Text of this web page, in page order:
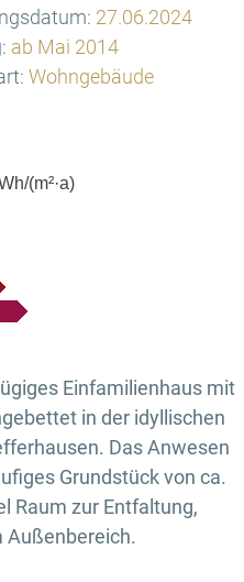
27.06.2024
ab Mai 2014
Wohngebäude
(m²·a)
Einfamilienhaus mit
in der idyllischen
Das Anwesen
Grundstück von ca.
Raum zur Entfaltung,
Außenbereich.